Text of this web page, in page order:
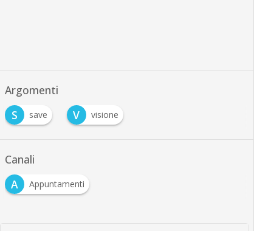
Argomenti
S
save V visione
Canali
A
Appuntamenti